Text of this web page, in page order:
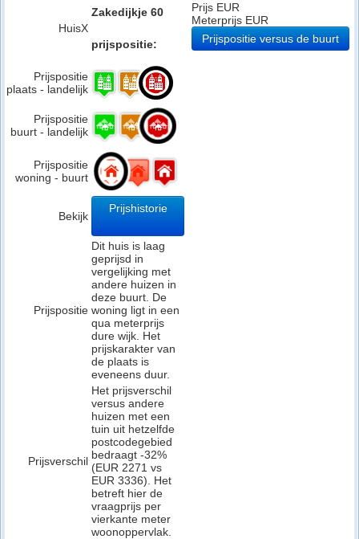
HuisX
Zakedijkje 60
prijspositie:
Prijspositie
plaats - landelijk
Prijspositie
buurt - landelijk
Prijspositie
woning - buurt
Bekijk
Prijshistorie
Prijspositie
Dit huis is laag
geprijsd in
vergelijking met
andere huizen in
deze buurt. De
woning ligt in een
qua meterprijs
dure wijk. Het
prijskarakter van
de plaats is
eveneens duur.
Prijsverschil
Het prijsverschil
versus andere
huizen met een
tuin uit hetzelfde
postcodegebied
bedraagt -32%
(EUR 2271 vs
EUR 3336). Het
betreft hier de
vraagprijs per
vierkante meter
woonoppervlak.
Prijs EUR
Meterprijs EUR
Prijspositie versus de buurt